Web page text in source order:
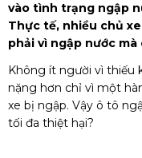
vào tình trạng ngập
Thực tế, nhiều chủ
phải vì ngập nước mà
Không ít người vì thiếu
nặng hơn chỉ vì một
xe bị ngập. Vậy ô tô
tối đa thiệt hại?